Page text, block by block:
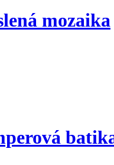
mozaika